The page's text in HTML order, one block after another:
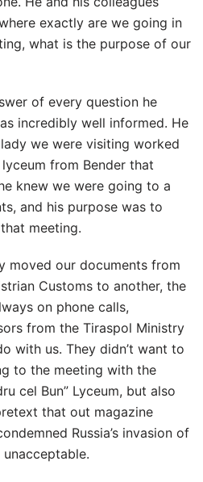
exactly are we going in
what is the purpose of our
of every question he
incredibly well informed. He
we were visiting worked
from Bender that
knew we were going to a
and his purpose was to
meeting.
moved our documents from
Customs to another, the
on phone calls,
from the Tiraspol Ministry
with us. They didn’t want to
to the meeting with the
cel Bun” Lyceum, but also
that out magazine
Russia’s invasion of